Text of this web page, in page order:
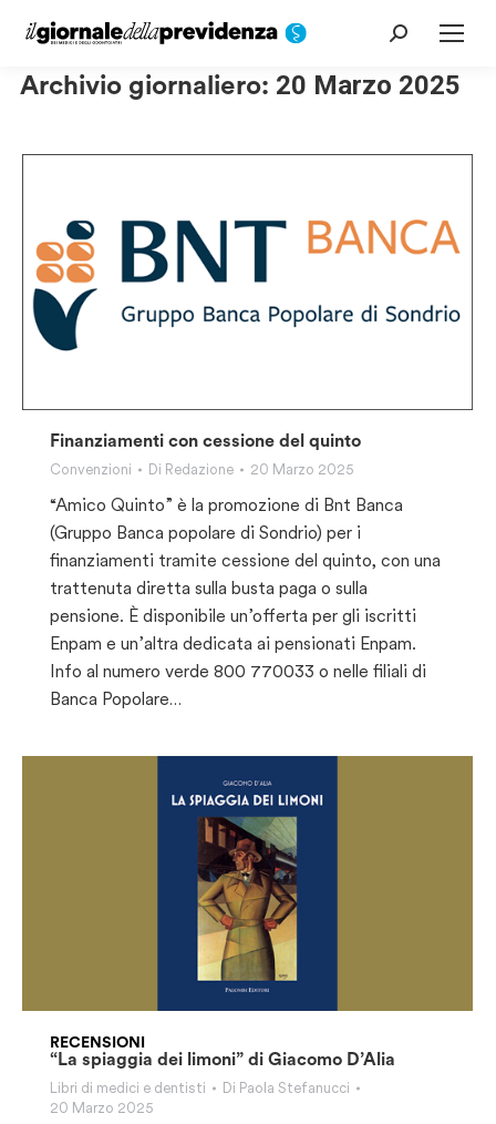
Cerca:
Archivio giornaliero: 20 Marzo 2025
Finanziamenti con cessione del quinto
Convenzioni Di Redazione 20 Marzo 2025
“Amico Quinto” è la promozione di Bnt Banca
(Gruppo Banca popolare di Sondrio) per i
finanziamenti tramite cessione del quinto, con una
trattenuta diretta sulla busta paga o sulla
pensione. È disponibile un’offerta per gli iscritti
Enpam e un’altra dedicata ai pensionati Enpam.
Info al numero verde 800 770033 o nelle filiali di
Banca Popolare…
RECENSIONI
“La spiaggia dei limoni” di Giacomo D’Alia
Libri di medici e dentisti Di Paola Stefanucci
20 Marzo 2025